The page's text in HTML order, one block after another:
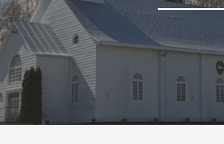
Le Domaine